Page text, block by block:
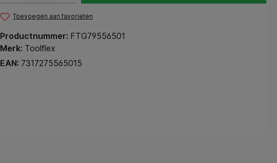
Toevoegen aan favorieten
Productnummer: FTG79556501
Merk: Toolflex
EAN: 7317275565015